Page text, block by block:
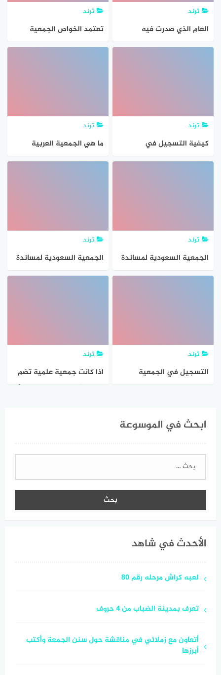
ترند
العام الذي صدرت فيه
الجمعية الوطنية الإعلان
ترند
تعتمد الخواص الجمعية
للمحاليل على………….. ١)
المذيب
ترند
كيفية التسجيل في
الجمعية الخيرية عن طريق
ترند
ما هي الجمعية العربية
الفتاة
ترند
الجمعية السعودية لمساندة
كبار السن وقار
ترند
الجمعية السعودية لمساندة
كبار السن وقار
ترند
التسجيل في الجمعية
ترند
اذا كانت جمعية علمية تضم
تصلح للتصويت على القرارات
ابحث في الموسوعة
البحث
الأحدث في شاهد
لعبه كراش مرحله رقم 80
تعرف بمدينة الضباب من 4 حروف
أتعاون مع زملائي في مناقشة حول سنن الجمعة وأكتب
أبرزها